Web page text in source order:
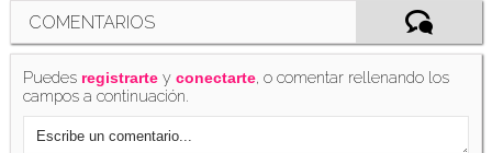
COMENTARIOS
Puedes registrarte yconectarte, o comentar rellenando los
campos a continuación.